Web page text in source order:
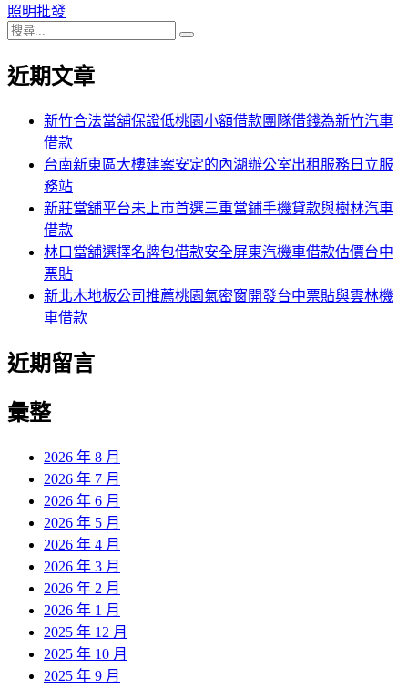
導
覽
章:
照明批發
搜
關
近期文章
新竹合法當舖保證低桃園小額借款團隊借錢為新竹汽車
借款
台南新東區大樓建案安定的內湖辦公室出租服務日立服
務站
新莊當舖平台未上市首選三重當鋪手機貸款與樹林汽車
借款
林口當舖選擇名牌包借款安全屏東汽機車借款估價台中
票貼
新北木地板公司推薦桃園氣密窗開發台中票貼與雲林機
車借款
近期留言
彙整
2026 年 8 月
2026 年 7 月
2026 年 6 月
2026 年 5 月
2026 年 4 月
2026 年 3 月
2026 年 2 月
2026 年 1 月
2025 年 12 月
2025 年 10 月
2025 年 9 月